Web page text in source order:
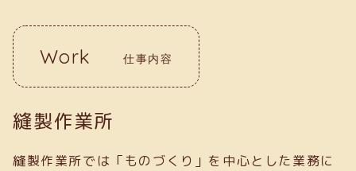
Work 仕事内容
縫製作業所
縫製作業所では「ものづくり」を中心とした業務に